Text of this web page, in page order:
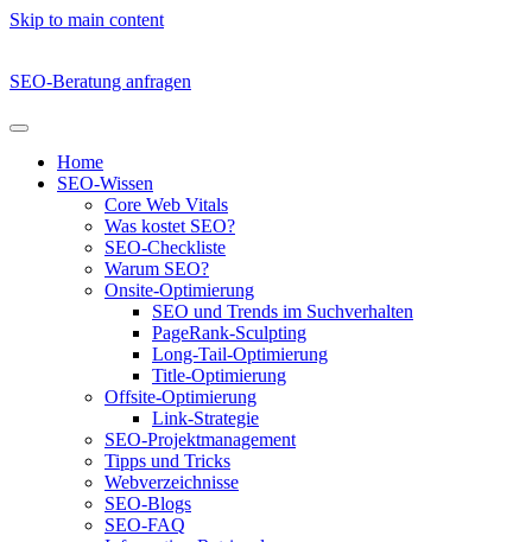
Skip to main content
SEO-Beratung anfragen
Home
SEO-Wissen
Core Web Vitals
Was kostet SEO?
SEO-Checkliste
Warum SEO?
Onsite-Optimierung
SEO und Trends im Suchverhalten
PageRank-Sculpting
Long-Tail-Optimierung
Title-Optimierung
Offsite-Optimierung
Link-Strategie
SEO-Projektmanagement
Tipps und Tricks
Webverzeichnisse
SEO-Blogs
SEO-FAQ